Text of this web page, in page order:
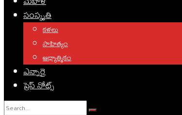
సంస్కృతి
కళలు
సాహిత్యం
ఆధ్యాత్మికం
ఎన్నారై
ప్రెస్ నోట్స్